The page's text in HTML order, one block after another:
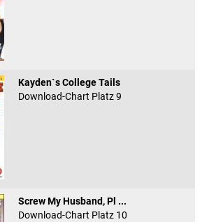
Kayden`s College Tails
Download-Chart Platz 9
Screw My Husband, Pl ...
Download-Chart Platz 10